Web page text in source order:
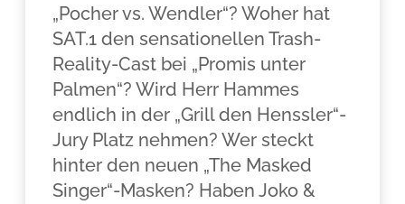
„Pocher vs. Wendler“? Woher hat
SAT.1 den sensationellen Trash-
Reality-Cast bei „Promis unter
Palmen“? Wird Herr Hammes
endlich in der „Grill den Henssler“-
Jury Platz nehmen? Wer steckt
hinter den neuen „The Masked
Singer“-Masken? Haben Joko &